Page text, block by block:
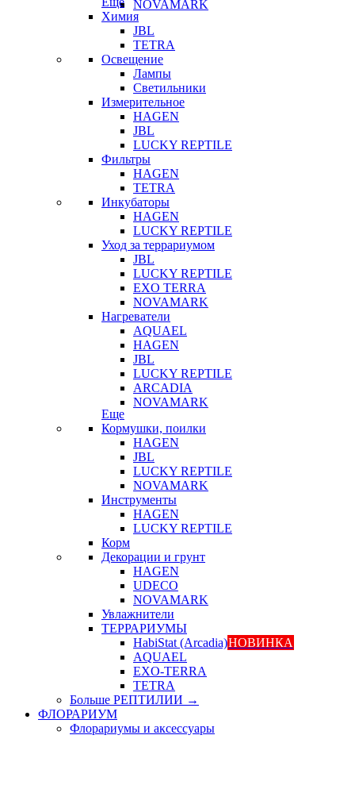
NOVAMARK
Химия
JBL
TETRA
Освещение
Лампы
Светильники
Измерительное
HAGEN
JBL
LUCKY REPTILE
Фильтры
HAGEN
TETRA
Инкубаторы
HAGEN
LUCKY REPTILE
Уход за террариумом
JBL
LUCKY REPTILE
EXO TERRA
NOVAMARK
Нагреватели
AQUAEL
HAGEN
JBL
LUCKY REPTILE
ARCADIA
NOVAMARK
Еще
Кормушки, поилки
HAGEN
JBL
LUCKY REPTILE
NOVAMARK
Инструменты
HAGEN
LUCKY REPTILE
Корм
Декорации и грунт
HAGEN
UDECO
NOVAMARK
Увлажнители
ТЕРРАРИУМЫ
HabiStat (Arcadia)НОВИНКА
AQUAEL
EXO-TERRA
TETRA
Больше РЕПТИЛИИ →
ФЛОРАРИУМ
Флорариумы и аксессуары